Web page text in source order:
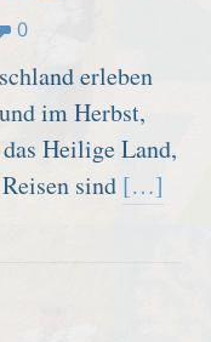
0
erleben
im Herbst,
Heilige Land,
sind […]